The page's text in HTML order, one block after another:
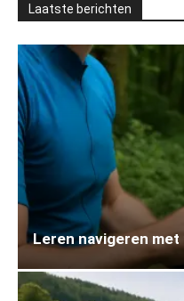
Laatste berichten
Leren navigeren